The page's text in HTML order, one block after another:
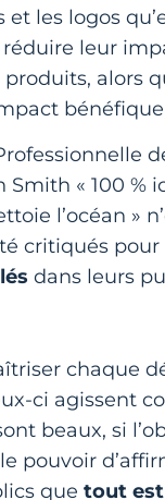
et les logos
réduire leur
alors
bénéfique
« 100 %
l’océan »
critiqués
dans leurs
chaque
ci agissent
beaux, si
pouvoir
que tout